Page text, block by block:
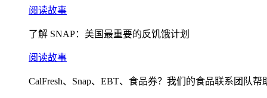
阅读故事
了解 SNAP：美国最重要的反饥饿计划
阅读故事
CalFresh、Snap、EBT、食品券？我们的食品联系团队帮